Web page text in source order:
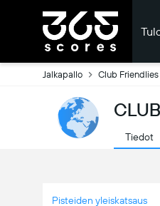
Jalkapallo Club Friendlies
Tiedot
Pisteiden yleiskatsaus